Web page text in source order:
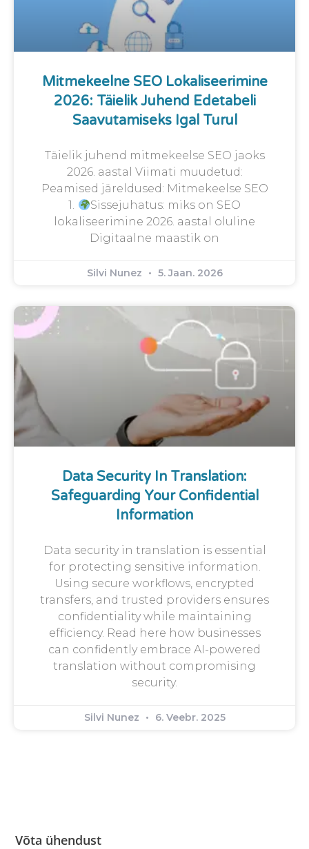
Mitmekeelne SEO Lokaliseerimine
2026: Täielik Juhend Edetabeli
Saavutamiseks Igal Turul
Täielik juhend mitmekeelse SEO jaoks
2026. aastal Viimati muudetud:
Peamised järeldused: Mitmekeelse SEO
1.
Sissejuhatus: miks on SEO
lokaliseerimine 2026. aastal oluline
Digitaalne maastik on
Silvi Nunez 5. Jaan. 2026
Data Security In Translation:
Safeguarding Your Confidential
Information
Data security in translation is essential
for protecting sensitive information.
Using secure workflows, encrypted
transfers, and trusted providers ensures
confidentiality while maintaining
efficiency. Read here how businesses
can confidently embrace AI-powered
translation without compromising
security.
Silvi Nunez 6. Veebr. 2025
Võta ühendust